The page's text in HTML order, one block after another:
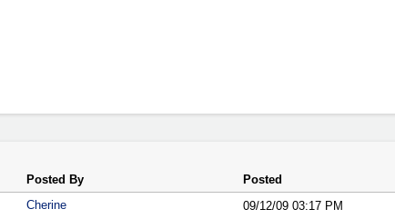
Posted By
Posted
Cherine 09/12/09 03:17 PM